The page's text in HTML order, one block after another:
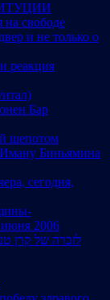
на свободе
и не только о
реакция
Бар
шепотом
Биньямина
сегодня,
2006
לזכרה של קרן